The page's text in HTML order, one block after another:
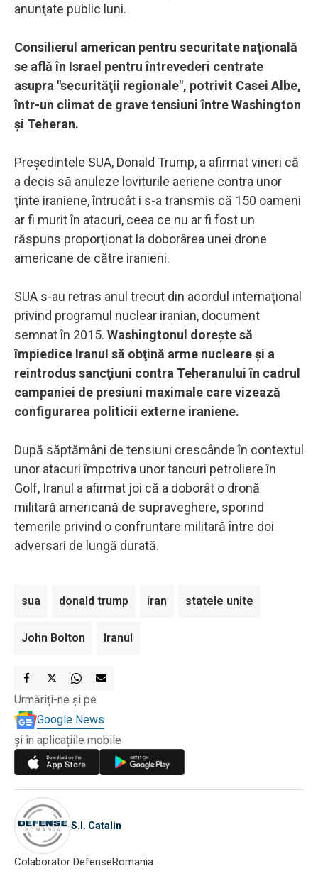
anunţate public luni.
Consilierul american pentru securitate naţională
se află în Israel pentru întrevederi centrate
asupra "securităţii regionale", potrivit Casei Albe,
într-un climat de grave tensiuni între Washington
şi Teheran.
Preşedintele SUA, Donald Trump, a afirmat vineri că
a decis să anuleze loviturile aeriene contra unor
ţinte iraniene, întrucât i s-a transmis că 150 oameni
ar fi murit în atacuri, ceea ce nu ar fi fost un
răspuns proporţionat la doborârea unei drone
americane de către iranieni.
SUA s-au retras anul trecut din acordul internaţional
privind programul nuclear iranian, document
semnat în 2015. Washingtonul doreşte să
împiedice Iranul să obţină arme nucleare şi a
reintrodus sancţiuni contra Teheranului în cadrul
campaniei de presiuni maximale care vizează
configurarea politicii externe iraniene.
După săptămâni de tensiuni crescânde în contextul
unor atacuri împotriva unor tancuri petroliere în
Golf, Iranul a afirmat joi că a doborât o dronă
militară americană de supraveghere, sporind
temerile privind o confruntare militară între doi
adversari de lungă durată.
sua donald trump iran statele unite
John Bolton Iranul
Urmăriți-ne și pe
Google News
și în aplicațiile mobile
S.I. Catalin
Colaborator DefenseRomania